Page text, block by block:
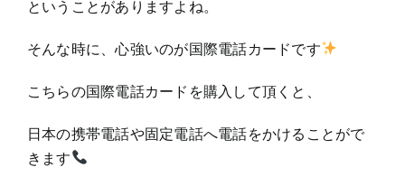
ということがありますよね。
そんな時に、心強いのが国際電話カードです
こちらの国際電話カードを購入して頂くと、
日本の携帯電話や固定電話へ電話をかけることがで
きます